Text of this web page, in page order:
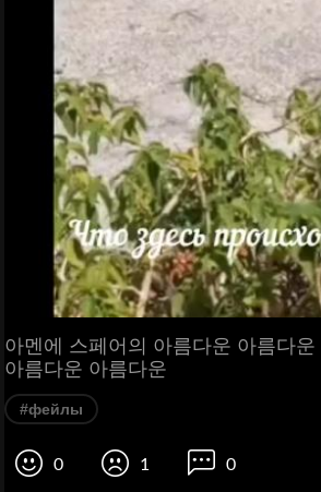
아멘에 스페어의 아름다운 아름다
아름다운 아름다운
#фейлы
0 1 0